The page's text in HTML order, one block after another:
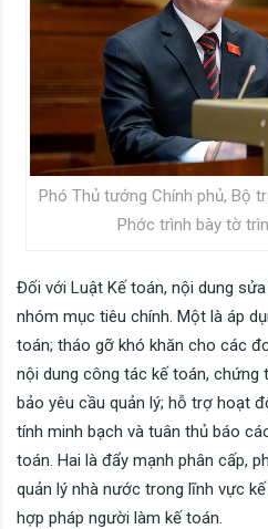
Phó Thủ tướng Chính phủ, Bộ
Phớc trình bày tờ
Đối với Luật Kế toán, nội dung
nhóm mục tiêu chính. Một là áp
toán; tháo gỡ khó khăn cho các
nội dung công tác kế toán, chứng
bảo yêu cầu quản lý; hỗ trợ hoạt
tính minh bạch và tuân thủ báo
toán. Hai là đẩy mạnh phân cấp,
quản lý nhà nước trong lĩnh vực
hợp pháp người làm kế toán.